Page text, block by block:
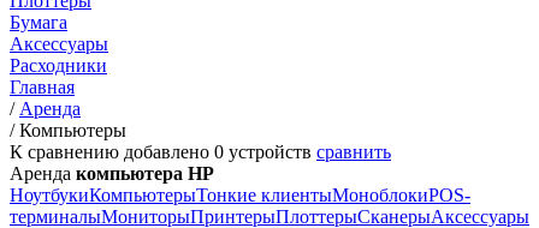
Бумага
Аксессуары
Расходники
Главная
/ Аренда
/Компьютеры
К сравнению добавлено 0 устройств сравнить
Аренда компьютера HP
НоутбукиКомпьютерыТонкие клиентыМоноблокиPOS-
терминалыМониторыПринтерыПлоттерыСканерыАксессуары